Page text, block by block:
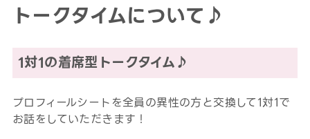
トークタイムについて♪
1対1の着席型トークタイム♪
プロフィールシートを全員の異性の方と交換して1対1で
お話をしていただきます！